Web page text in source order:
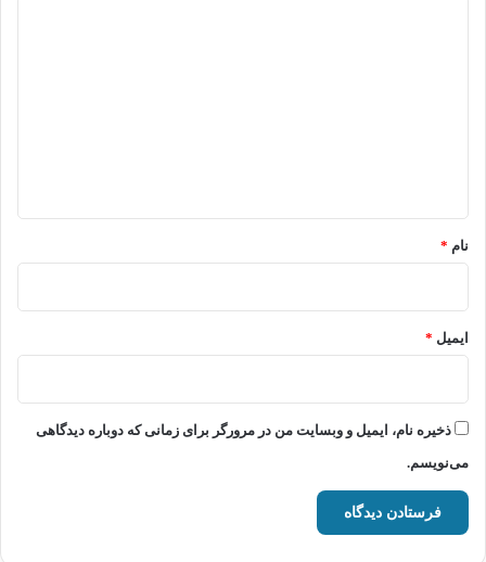
نام *
ایمیل *
ذخیره نام، ایمیل و وبسایت من در مرورگر برای زمانی که دوباره دیدگاهی
می‌نویسم.